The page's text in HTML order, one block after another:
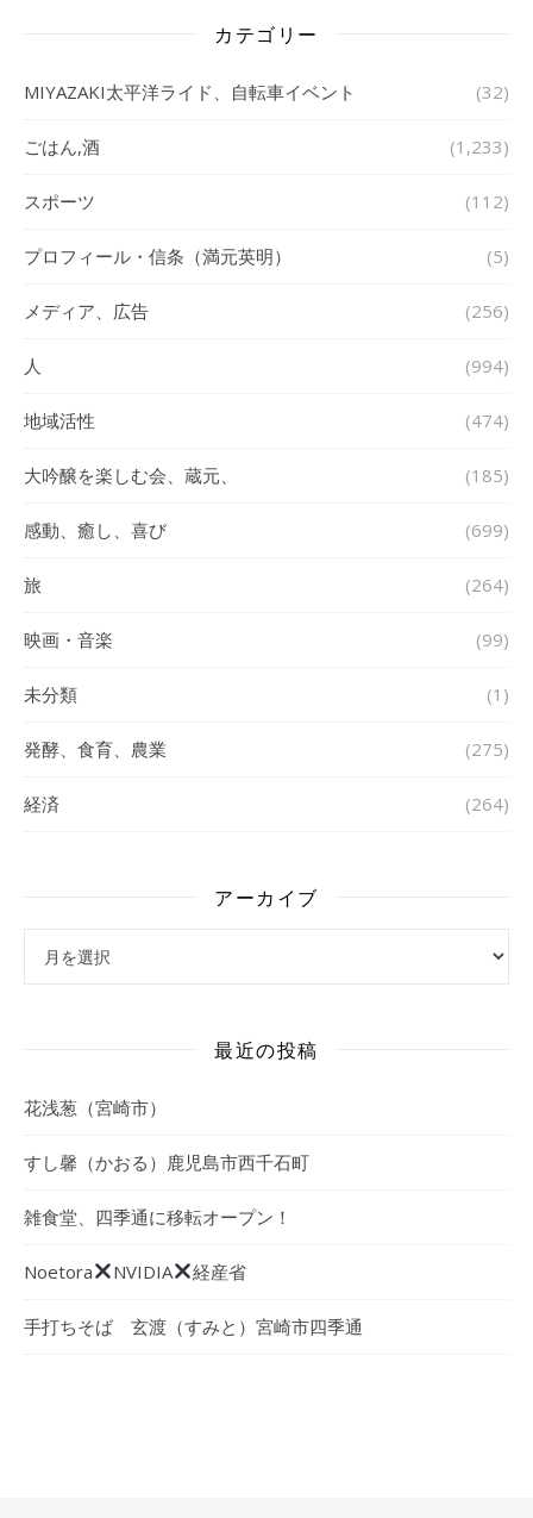
カテゴリー
MIYAZAKI太平洋ライド、自転車イベント (32)
ごはん,酒 (1,233)
スポーツ (112)
プロフィール・信条（満元英明） (5)
メディア、広告 (256)
人 (994)
地域活性 (474)
大吟醸を楽しむ会、蔵元、 (185)
感動、癒し、喜び (699)
旅 (264)
映画・音楽 (99)
未分類 (1)
発酵、食育、農業 (275)
経済 (264)
アーカイブ
最近の投稿
花浅葱（宮崎市）
すし馨（かおる）鹿児島市西千石町
雑食堂、四季通に移転オープン！
Noetora NVIDIA 経産省
手打ちそば 玄渡（すみと）宮崎市四季通